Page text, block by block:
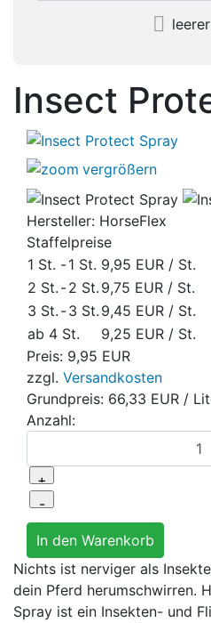
Insect
vergrößern
Hersteller: HorseFlex
Staffelpreise
1 St. -1 St. 9,95 EUR / St.
2 St. -2 St. 9,75 EUR / St.
3 St. -3 St. 9,45 EUR / St.
ab 4 St.
9,25 EUR / St.
Preis: 9,95 EUR
zzgl. Versandkosten
Grundpreis: 66,33 EUR /
Anzahl:
Nichts ist nerviger als
dein Pferd herumschwirren.
Spray ist ein Insekten- und